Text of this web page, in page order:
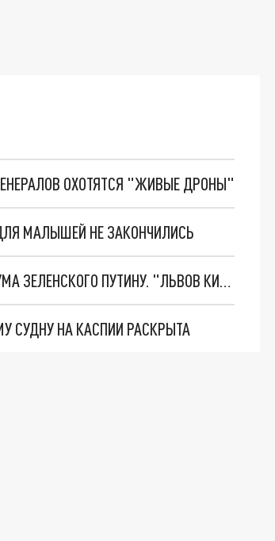
ОХОТЯТСЯ "ЖИВЫЕ ДРОНЫ"
МАЛЫШЕЙ НЕ ЗАКОНЧИЛИСЬ
НОВОЕ МАСШТАБНЕЙШЕЕ НАСТУПЛЕНИЕ. ТРИ УЛЬТИМАТУМА ЗЕЛЕНСКОГО ПУТИНУ. "ЛЬВОВ КИМА" ПОСТАВЯТ НА ПВО? ГЛОБАЛЬНЫЙ ПРОРЫВ ПОД ЗАПОРОЖЬЕМ
СУДНУ НА КАСПИИ РАСКРЫТА